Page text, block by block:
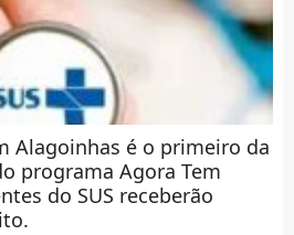
Alagoinhas é o primeiro da
programa Agora Tem
do SUS receberão